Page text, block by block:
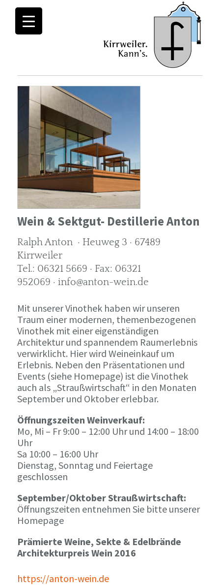
Wein & Sektgut- Destillerie Anton
Ralph Anton · Heuweg 3 · 67489
Kirrweiler
Tel.: 06321 5669 · Fax: 06321
952069 · info@anton-wein.de
Mit unserer Vinothek haben wir unseren
Traum einer modernen, themenbezogenen
Vinothek mit einer eigenständigen
Architektur und spannendem Raumerlebnis
verwirklicht. Hier wird Weineinkauf um
Erlebnis. Neben den Präsentationen und
Events (siehe Homepage) ist die Vinothek
auch als „Straußwirtschaft“ in den Monaten
September und Oktober erlebbar.
Öffnungszeiten Weinverkauf:
Mo, Mi – Fr 9:00 – 12:00 Uhr und 14:00 – 18:00
Uhr
Sa 10:00 – 16:00 Uhr
Dienstag, Sonntag und Feiertage
geschlossen
September/Oktober Straußwirtschaft:
Öffnungszeiten entnehmen Sie bitte unserer
Homepage
Prämierte Weine, Sekte & Edelbrände
Architekturpreis Wein 2016
https://anton-wein.de